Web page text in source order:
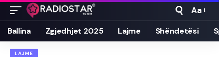
Font
Resizer
Aa
Ballina Zgjedhjet 2025 Lajme Shëndetësi
LAJME